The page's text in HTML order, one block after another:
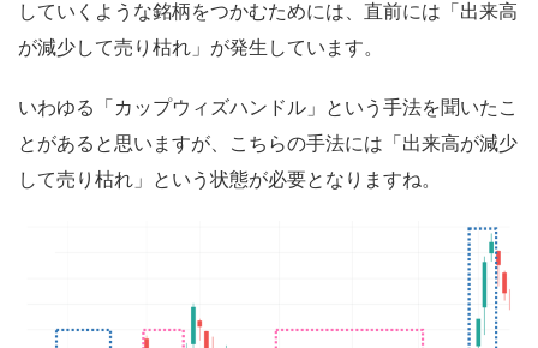
していくような銘柄をつかむためには、直前には「出来高
が減少して売り枯れ」が発生しています。
いわゆる「カップウィズハンドル」という手法を聞いたこ
とがあると思いますが、こちらの手法には「出来高が減少
して売り枯れ」という状態が必要となりますね。